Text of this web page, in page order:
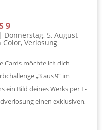
9
Donnerstag, 5. August
Color, Verlosung
Cards möchte ich dich
„3 aus 9“ im
ein Bild deines Werks per E-
einen exklusiven,